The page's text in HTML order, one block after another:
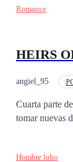
una simple
Romance
HEIRS
angiel_95
Cuarta parte de Alfa King. Liam, Bael, Gabriela, Estefan y
tomar nuevas
Hombre lobo